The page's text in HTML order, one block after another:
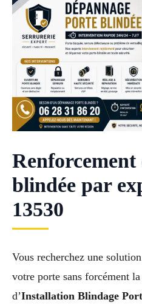
blindée par
13530
Vous recherchez une
votre porte sans forcément
d’Installation Blindage